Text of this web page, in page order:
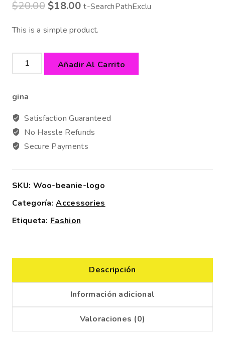
$20.00 $18.00 t-SearchPathExclu
This is a simple product.
Añadir Al Carrito
gina
Satisfaction Guaranteed
No Hassle Refunds
Secure Payments
SKU: Woo-beanie-logo
Categoría:Accessories
Etiqueta: Fashion
Descripción
Información adicional
Valoraciones (0)